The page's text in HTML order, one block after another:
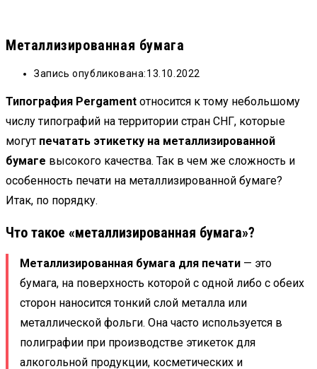
Металлизированная бумага
Запись опубликована:13.10.2022
Типография Pergament относится к тому небольшому
числу типографий на территории стран СНГ, которые
могут печатать этикетку на металлизированной
бумаге высокого качества. Так в чем же сложность и
особенность печати на металлизированной бумаге?
Итак, по порядку.
Что такое «металлизированная бумага»?
Металлизированная бумага для печати — это
бумага, на поверхность которой с одной либо с обеих
сторон наносится тонкий слой металла или
металлической фольги. Она часто используется в
полиграфии при производстве этикеток для
алкогольной продукции, косметических и